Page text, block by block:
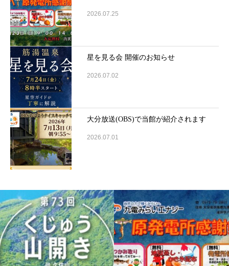
2026.07.25
星を見る会 開催のお知らせ
2026.07.02
大分放送(OBS)で当館が紹介されます
2026.07.01